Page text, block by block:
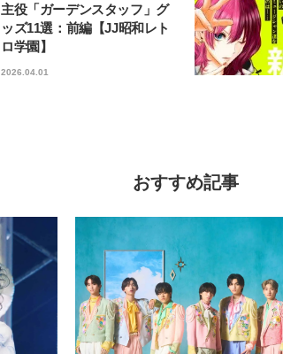
主役「ガーデンスタッフ」グ
ッズ11選：前編【JJ昭和レト
ロ学園】
2026.04.01
おすすめ記事